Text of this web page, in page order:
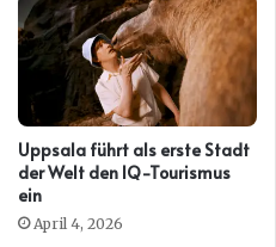
Uppsala führt als erste Stadt
der Welt den IQ-Tourismus
ein
April 4, 2026